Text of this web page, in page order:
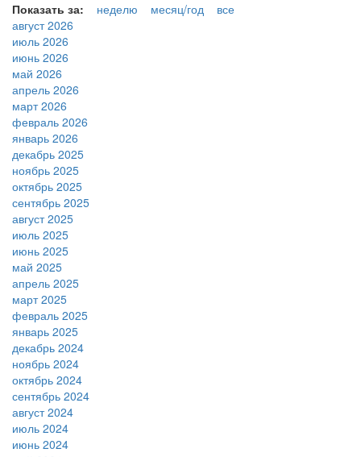
Показать за: неделю месяц/год
все
август 2026
июль 2026
июнь 2026
май 2026
апрель 2026
март 2026
февраль 2026
январь 2026
декабрь 2025
ноябрь 2025
октябрь 2025
сентябрь 2025
август 2025
июль 2025
июнь 2025
май 2025
апрель 2025
март 2025
февраль 2025
январь 2025
декабрь 2024
ноябрь 2024
октябрь 2024
сентябрь 2024
август 2024
июль 2024
июнь 2024